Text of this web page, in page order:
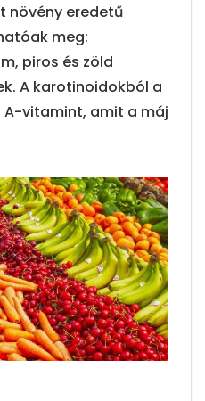
növény eredetű
meg:
piros és zöld
A karotinoidokból a
A-vitamint, amit a máj